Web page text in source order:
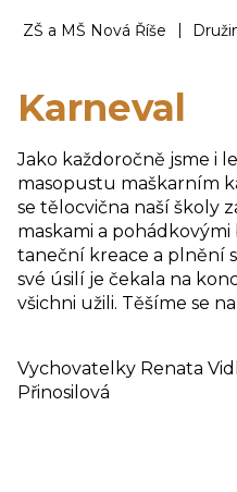
ZŠ a MŠ Nová Říše |
Karneval
Jako každoročně jsme i
masopustu maškarním
se tělocvična naší školy
maskami a
taneční kreace a plnění
své úsilí je čekala na
všichni užili. Těšíme se
Vychovatelky Renata
Přinosilová